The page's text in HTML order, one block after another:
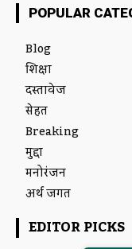
POPULAR
Blog
शिक्षा
दस्तावेज
सेहत
Breaking
मुद्दा
मनोरंजन
अर्थ जगत
EDITOR PICKS